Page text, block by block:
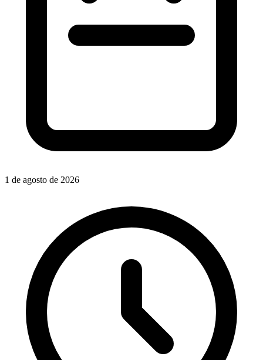
1 de agosto de 2026